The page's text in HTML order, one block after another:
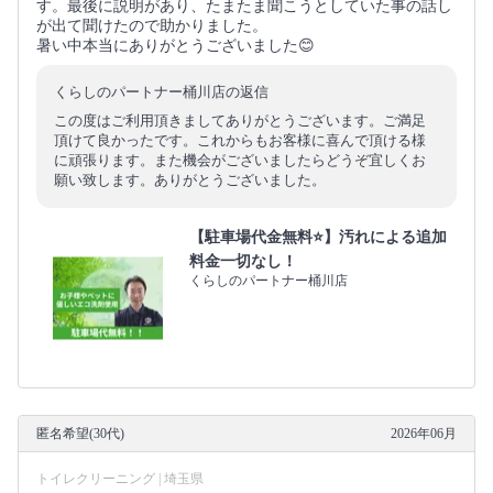
す。最後に説明があり、たまたま聞こうとしていた事の話し
が出て聞けたので助かりました。
暑い中本当にありがとうございました😊
くらしのパートナー桶川店の返信
この度はご利用頂きましてありがとうございます。ご満足
頂けて良かったです。これからもお客様に喜んで頂ける様
に頑張ります。また機会がございましたらどうぞ宜しくお
願い致します。ありがとうございました。
【駐車場代金無料⭐️】汚れによる追加
料金一切なし！
くらしのパートナー桶川店
匿名希望(30代) 2026年06月
トイレクリーニング | 埼玉県